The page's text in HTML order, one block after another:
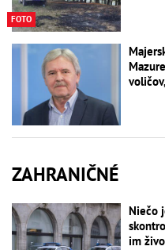
FOTO
ZAHRANIČNÉ
Niečo
im